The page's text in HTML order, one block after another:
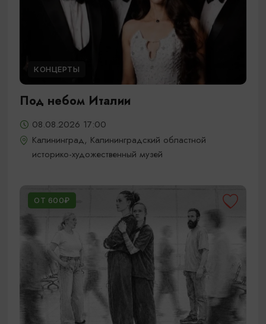
КОНЦЕРТЫ
Под небом Италии
08.08.2026 17:00
Калининград, Калининградский областной
историко-художественный музей
ОТ 600₽